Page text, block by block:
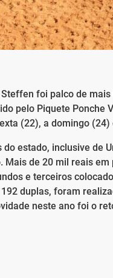
foi palco de
pelo Piquete Ponche
(22), a domingo
estado, inclusive de
Mais de 20 mil reais
e terceiros
duplas, foram
neste ano foi o